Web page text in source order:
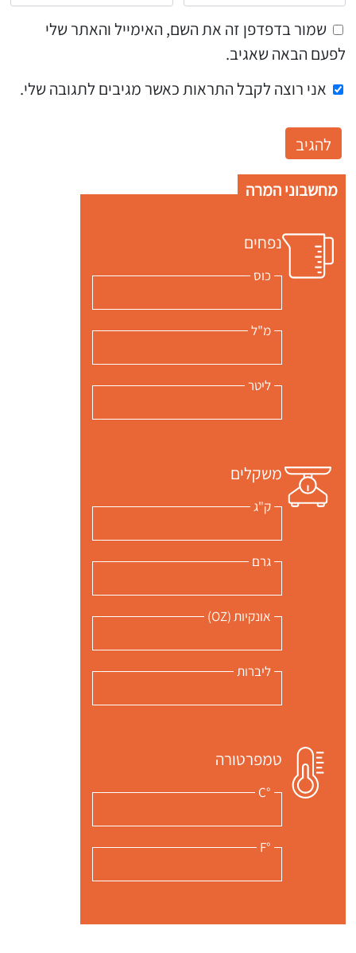
שמור בדפדפן זה את השם, האימייל והאתר שלי
לפעם הבאה שאגיב.
אני רוצה לקבל התראות כאשר מגיבים לתגובה שלי.
מחשבוני המרה
נפחים
כוס
מ"ל
ליטר
משקלים
ק"ג
גרם
אונקיות (OZ)
ליברות
טמפרטורה
°C
°F